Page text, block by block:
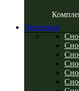
Демонтаж